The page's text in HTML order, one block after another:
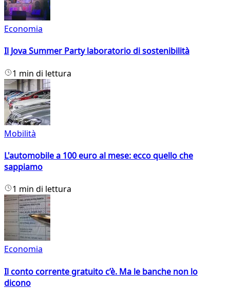
Economia
Il Jova Summer Party laboratorio di sostenibilità
1 min di lettura
Mobilità
L'automobile a 100 euro al mese: ecco quello che
sappiamo
1 min di lettura
Economia
Il conto corrente gratuito c’è. Ma le banche non lo
dicono